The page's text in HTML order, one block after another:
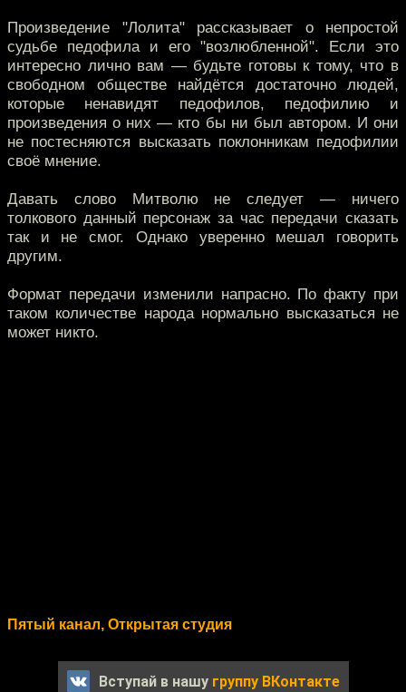
Произведение "Лолита" рассказывает о непростой
судьбе педофила и его "возлюбленной". Если это
интересно лично вам — будьте готовы к тому, что в
свободном обществе найдётся достаточно людей,
которые ненавидят педофилов, педофилию и
произведения о них — кто бы ни был автором. И они
не постесняются высказать поклонникам педофилии
своё мнение.
Давать слово Митволю не следует — ничего
толкового данный персонаж за час передачи сказать
так и не смог. Однако уверенно мешал говорить
другим.
Формат передачи изменили напрасно. По факту при
таком количестве народа нормально высказаться не
может никто.
Пятый канал, Открытая студия
Вступай в нашу группу ВКонтакте